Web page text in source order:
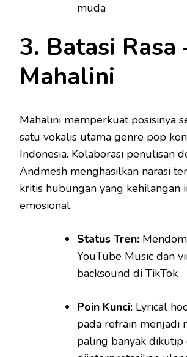
muda
3. Batasi
Mahalini
Mahalini memperkuat posisinya
satu vokalis utama genre pop
Indonesia. Kolaborasi penulisan
Andmesh menghasilkan narasi
kritis hubungan yang kehilangan
emosional.
Status Tren:
YouTube Music dan
backsound di TikTok
Poin Kunci: Lyrical
pada refrain menjadi
paling banyak dikutip